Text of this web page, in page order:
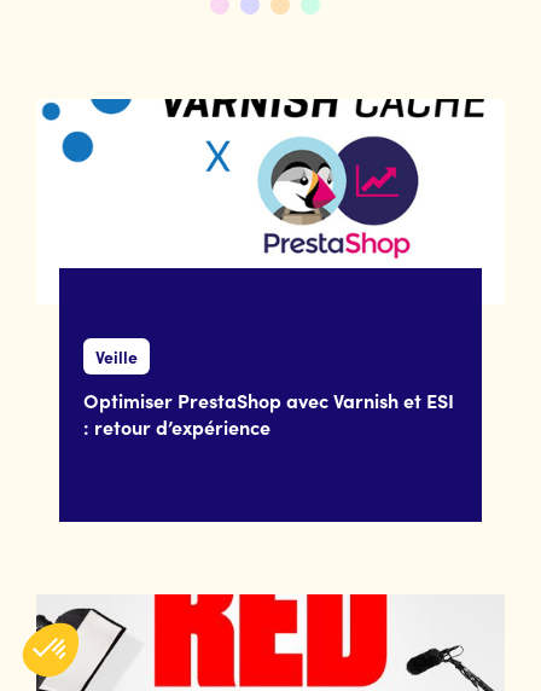
Veille
Optimiser PrestaShop avec Varnish et ESI
: retour d’expérience